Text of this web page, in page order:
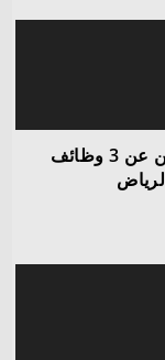
وظائف شركة الطائرات المروحية تعلن عن 3 وظائف